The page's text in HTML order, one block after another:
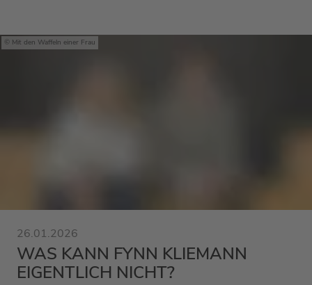
Mit den Waffeln einer Frau
26.01.2026
WAS KANN FYNN KLIEMANN
EIGENTLICH NICHT?